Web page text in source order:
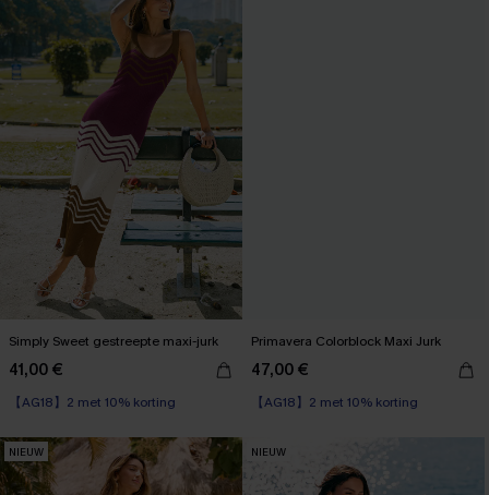
Simply Sweet gestreepte maxi-jurk
41,00 €
【AG18】2 met 10% korting
Primavera Colorblock Maxi Jurk
47,00 €
【AG18】2 met 10% korting
Wikkel
NIEUW NIEUW